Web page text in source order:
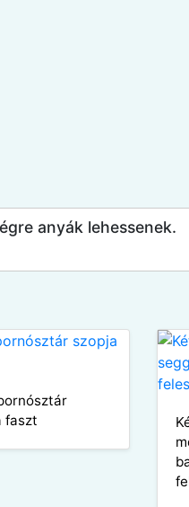
anyák lehessenek.
faszt